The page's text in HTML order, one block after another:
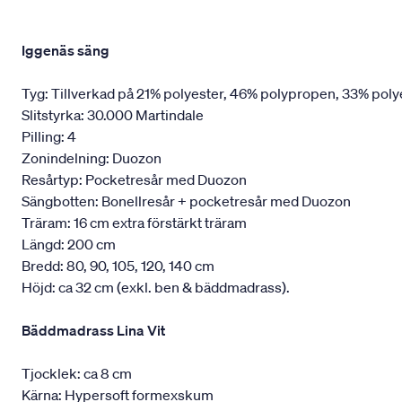
Iggenäs säng
Tyg: Tillverkad på 21% polyester, 46% polypropen, 33%
Slitstyrka: 30.000 Martindale
Pilling: 4
Zonindelning: Duozon
Resårtyp: Pocketresår med Duozon
Sängbotten: Bonellresår + pocketresår med Duozon
Träram: 16 cm extra förstärkt träram
Längd: 200 cm
Bredd: 80, 90, 105, 120, 140 cm
Höjd: ca 32 cm (exkl. ben & bäddmadrass).
Bäddmadrass Lina Vit
Tjocklek: ca 8 cm
Kärna: Hypersoft formexskum